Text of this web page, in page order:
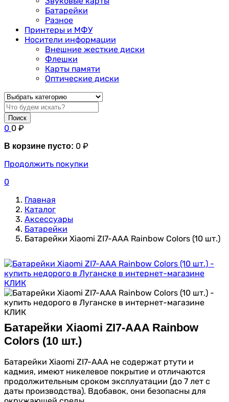
Батарейки
Разное
Принтеры и МФУ
Носители информации
Внешние жесткие диски
Флешки
Карты памяти
Оптические диски
Поиск
0 0 ₽
В корзине пусто: 0 ₽
Продолжить покупки
0
Главная
Каталог
Аксессуары
Батарейки
Батарейки Xiaomi ZI7-AAA Rainbow Colors (10 шт.)
Батарейки Xiaomi ZI7-AAA Rainbow
Colors (10 шт.)
Батарейки Xiaomi ZI7-AAA не содержат ртути и
кадмия, имеют никелевое покрытие и отличаются
продолжительным сроком эксплуатации (до 7 лет с
даты производства). Вдобавок, они безопасны для